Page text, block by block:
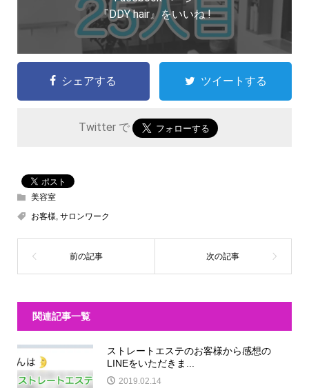
『DDY hair』をいいね !
シェアする ツイートする
Twitter で
美容室
お客様, サロンワーク
関連記事一覧
ストレートエステのお客様から感想の
LINEをいただきま...
2019.02.14